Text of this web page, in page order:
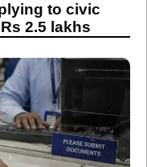
to civic
2.5 lakhs